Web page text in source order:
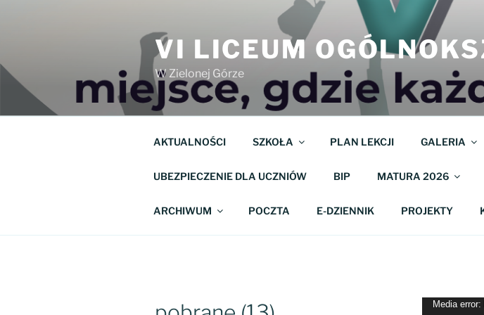
VI LICEUM
W Zielonej Górze
AKTUALNOŚCI SZKOŁA PLAN LEKCJI GALERIA
UBEZPIECZENIE DLA UCZNIÓW BIP MATURA 2026
ARCHIWUM POCZTA E-DZIENNIK PROJEKTY
Odtwarzacz
Media